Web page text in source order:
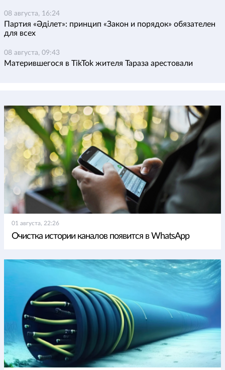
08 августа, 16:24
Партия «Әділет»: принцип «Закон и порядок» обязателен
для всех
08 августа, 09:43
Матерившегося в TikTok жителя Тараза арестовали
01 августа, 22:26
Очистка истории каналов появится в WhatsApp